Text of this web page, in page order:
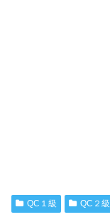
QC１級 QC２級